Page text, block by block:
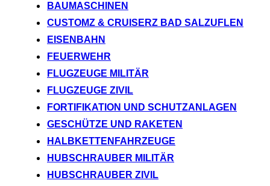
BAUMASCHINEN
CUSTOMZ & CRUISERZ BAD SALZUFLEN
EISENBAHN
FEUERWEHR
FLUGZEUGE MILITÄR
FLUGZEUGE ZIVIL
FORTIFIKATION UND SCHUTZANLAGEN
GESCHÜTZE UND RAKETEN
HALBKETTENFAHRZEUGE
HUBSCHRAUBER MILITÄR
HUBSCHRAUBER ZIVIL